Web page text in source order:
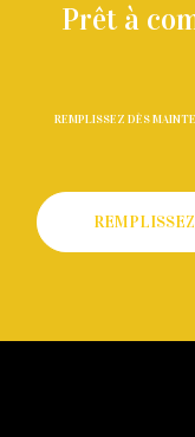
Prêt à
REMPLISSEZ DÈS